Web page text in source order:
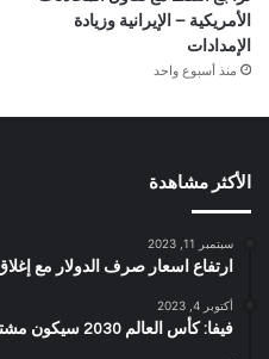
الأمريكية – الإيرانية وزيادة
الإمدادات
منذ أسبوع واحد
الأكثر مشاهدة
سبتمبر 11, 2023
ارتفاع اسعار صرف الدولار مع
أكتوبر 4, 2023
فيفا: كأس العالم 2030 سيكون مشترك بين المغرب وإسبانيا والبرتغال